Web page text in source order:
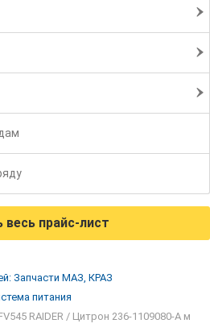
весь прайс-лист
Запчасти МАЗ, КРАЗ
питания
RAIDER / Цитрон 236-1109080-А м